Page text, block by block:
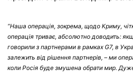
“Наша операція, зокрема, щодо Криму,
операція триває, абсолютно доводить:
говорили з партнерами в рамках G7, в
залежить від рішення партнерів, – ми
коли Росія буде змушена обрати мир.